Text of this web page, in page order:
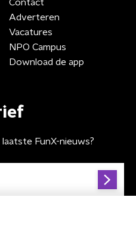
Contact
Adverteren
Vacatures
NPO Campus
Download de app
FunX-nieuws?